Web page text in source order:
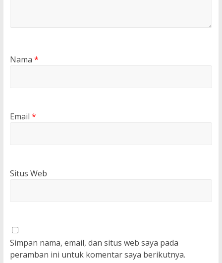
Nama *
Email *
Situs Web
Simpan nama, email, dan situs web saya pada
peramban ini untuk komentar saya berikutnya.